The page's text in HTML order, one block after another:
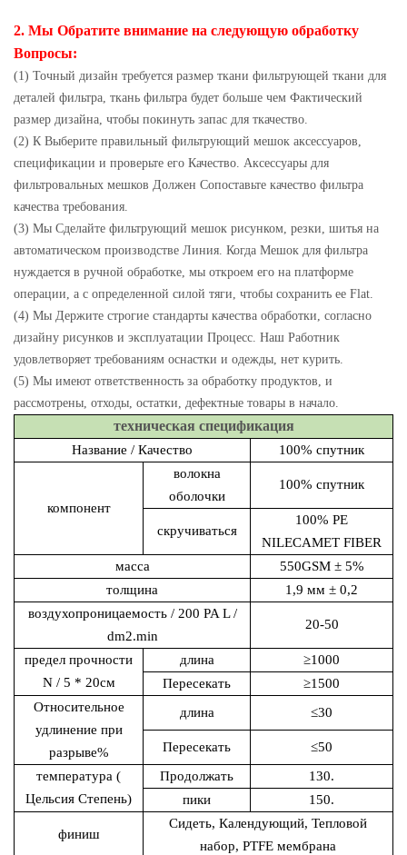
2. Мы Обратите внимание на следующую обработку
Вопросы:
(1) Точный дизайн требуется размер ткани фильтрующей ткани для
деталей фильтра, ткань фильтра будет больше чем Фактический
размер дизайна, чтобы покинуть запас для ткачество.
(2) К Выберите правильный фильтрующий мешок аксессуаров,
спецификации и проверьте его Качество. Аксессуары для
фильтровальных мешков Должен Сопоставьте качество фильтра
качества требования.
(3) Мы Сделайте фильтрующий мешок рисунком, резки, шитья на
автоматическом производстве Линия. Когда Мешок для фильтра
нуждается в ручной обработке, мы откроем его на платформе
операции, а с определенной силой тяги, чтобы сохранить ее Flat.
(4) Мы Держите строгие стандарты качества обработки, согласно
дизайну рисунков и эксплуатации Процесс. Наш Работник
удовлетворяет требованиям оснастки и одежды, нет курить.
(5) Мы имеют ответственность за обработку продуктов, и
рассмотрены, отходы, остатки, дефектные товары в начало.
техническая спецификация
Название / Качество 100% спутник
компонент
волокна
оболочки
100% спутник
скручиваться
100% PE
NILECAMET FIBER
масса
550GSM ± 5%
толщина
1,9 мм ± 0,2
воздухопроницаемость/ 200 PA L /
dm2.min
20-50
предел прочности
N / 5 * 20см
длина
≥1000
Пересекать
≥1500
Относительное
удлинение при
разрыве%
длина ≤30
Пересекать
≤50
температура (
Цельсия Степень)
Продолжать
130.
пики
150.
финиш
Сидеть, Календующий, Тепловой
набор, PTFE мембрана